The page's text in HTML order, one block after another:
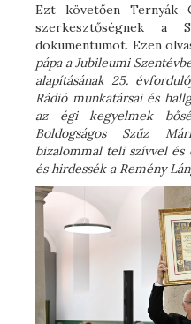
Ezt követően Ternyák
szerkesztőségnek a
dokumentumot. Ezen
pápa a Jubileumi
alapításának 25.
Rádió munkatársai és
az égi kegyelmek
Boldogságos Szűz
bizalommal teli szívvel
és hirdessék a Remény